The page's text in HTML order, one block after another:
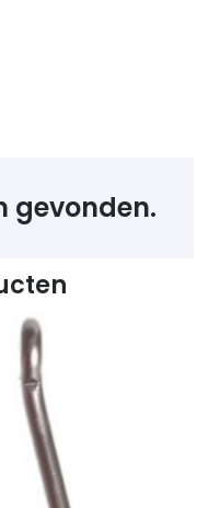
gevonden.